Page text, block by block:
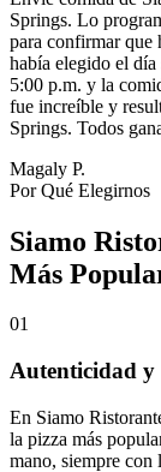
Springs. Lo
para confirmar que
había elegido el
5:00 p.m. y la
fue increíble y
Springs. Todos
Magaly P.
Por Qué Elegirnos
Siamo
Más
01
Autenticidad
En Siamo
la pizza más
mano, siempre con